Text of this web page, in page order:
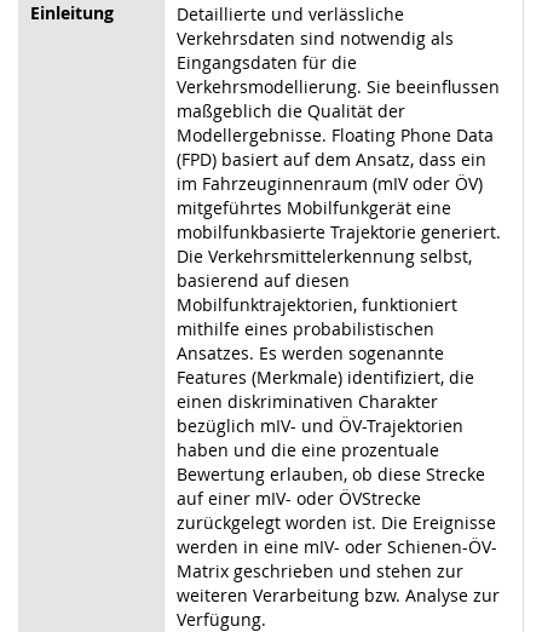
Einleitung
Detaillierte und verlässliche
Verkehrsdaten sind notwendig als
Eingangsdaten für die
Verkehrsmodellierung. Sie beeinflussen
maßgeblich die Qualität der
Modellergebnisse. Floating Phone Data
(FPD) basiert auf dem Ansatz, dass ein
im Fahrzeuginnenraum (mIV oder ÖV)
mitgeführtes Mobilfunkgerät eine
mobilfunkbasierte Trajektorie generiert.
Die Verkehrsmittelerkennung selbst,
basierend auf diesen
Mobilfunktrajektorien, funktioniert
mithilfe eines probabilistischen
Ansatzes. Es werden sogenannte
Features (Merkmale) identifiziert, die
einen diskriminativen Charakter
bezüglich mIV- und ÖV-Trajektorien
haben und die eine prozentuale
Bewertung erlauben, ob diese Strecke
auf einer mIV- oder ÖVStrecke
zurückgelegt worden ist. Die Ereignisse
werden in eine mIV- oder Schienen-ÖV-
Matrix geschrieben und stehen zur
weiteren Verarbeitung bzw. Analyse zur
Verfügung.